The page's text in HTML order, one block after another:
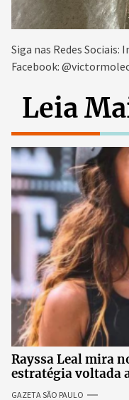
Siga nas Redes
Facebook:
Leia
Rayssa Leal mira
estratégia voltada
GAZETA SÃO PAULO